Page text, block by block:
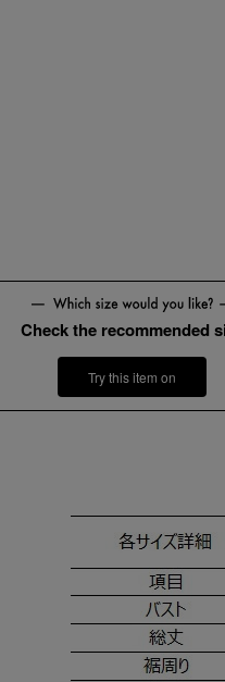
Check the recommended
Try this item on